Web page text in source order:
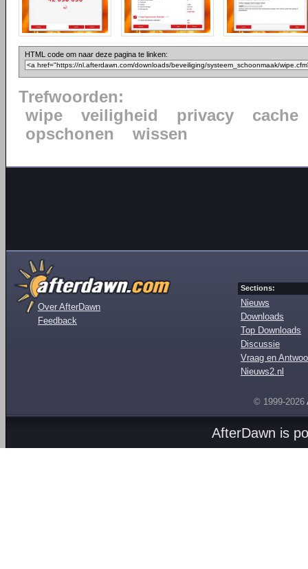
HTML code om naar deze pagina te linken:
Trefwoorden:
wipe
veiligheid privacy
cache
opschonen
wissen
Over AfterDawn
Feedback
Sections:
Nieuws
Downloads
Top Downloads
Discussie
Vraag en
Nieuws2.nl
© 1999-2026
AfterDawn is